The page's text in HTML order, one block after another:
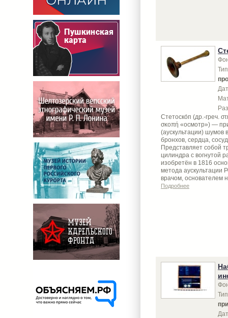
Стетоско́п (др.-греч.
σκοπή «осмотр») —
(аускультации) шумов
бронхов, сердца,
Представляет собой
цилиндра с вогнутой
изобретён в 1816
метода аускультации
врачом, основателем
Подробнее